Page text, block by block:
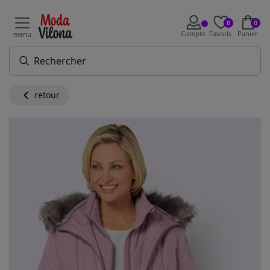
menu Compte
0
Favoris
0
Panier
retour